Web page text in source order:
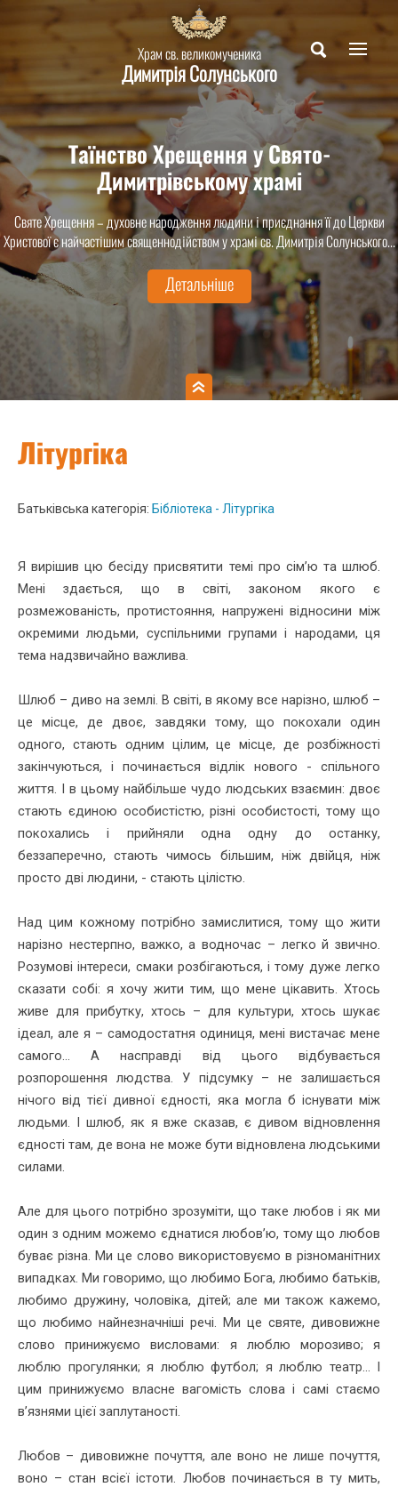
Храм св. великомученика
Димитрія Солунського
Таїнство Хрещення у Свято-
Димитрівському храмі
Святе Хрещення – духовне народження людини і приєднання її до Церкви
Христової є найчастішим священнодійством у храмі св. Димитрія Солунського...
Детальніше
Літургіка
Батьківська категорія: Бібліотека - Літургіка
Я вирішив цю бесіду присвятити темі про сім’ю та шлюб.
Мені здається, що в світі, законом якого є
розмежованість, протистояння, напружені відносини між
окремими людьми, суспільними групами і народами, ця
тема надзвичайно важлива.
Шлюб – диво на землі. В світі, в якому все нарізно, шлюб –
це місце, де двоє, завдяки тому, що покохали один
одного, стають одним цілим, це місце, де розбіжності
закінчуються, і починається відлік нового - спільного
життя. І в цьому найбільше чудо людських взаємин: двоє
стають єдиною особистістю, різні особистості, тому що
покохались і прийняли одна одну до останку,
беззаперечно, стають чимось більшим, ніж двійця, ніж
просто дві людини, - стають цілістю.
Над цим кожному потрібно замислитися, тому що жити
нарізно нестерпно, важко, а водночас – легко й звично.
Розумові інтереси, смаки розбігаються, і тому дуже легко
сказати собі: я хочу жити тим, що мене цікавить. Хтось
живе для прибутку, хтось – для культури, хтось шукає
ідеал, але я – самодостатня одиниця, мені вистачає мене
самого... А насправді від цього відбувається
розпорошення людства. У підсумку – не залишається
нічого від тієї дивної єдності, яка могла б існувати між
людьми. І шлюб, як я вже сказав, є дивом відновлення
єдності там, де вона не може бути відновлена людськими
силами.
Але для цього потрібно зрозуміти, що таке любов і як ми
один з одним можемо єднатися любов’ю, тому що любов
буває різна. Ми це слово використовуємо в різноманітних
випадках. Ми говоримо, що любимо Бога, любимо батьків,
любимо дружину, чоловіка, дітей; але ми також кажемо,
що любимо найнезначніші речі. Ми це святе, дивовижне
слово принижуємо висловами: я люблю морозиво; я
люблю прогулянки; я люблю футбол; я люблю театр... І
цим принижуємо власне вагомість слова і самі стаємо
в’язнями цієї заплутаності.
Любов – дивовижне почуття, але воно не лише почуття,
воно – стан всієї істоти. Любов починається в ту мить,